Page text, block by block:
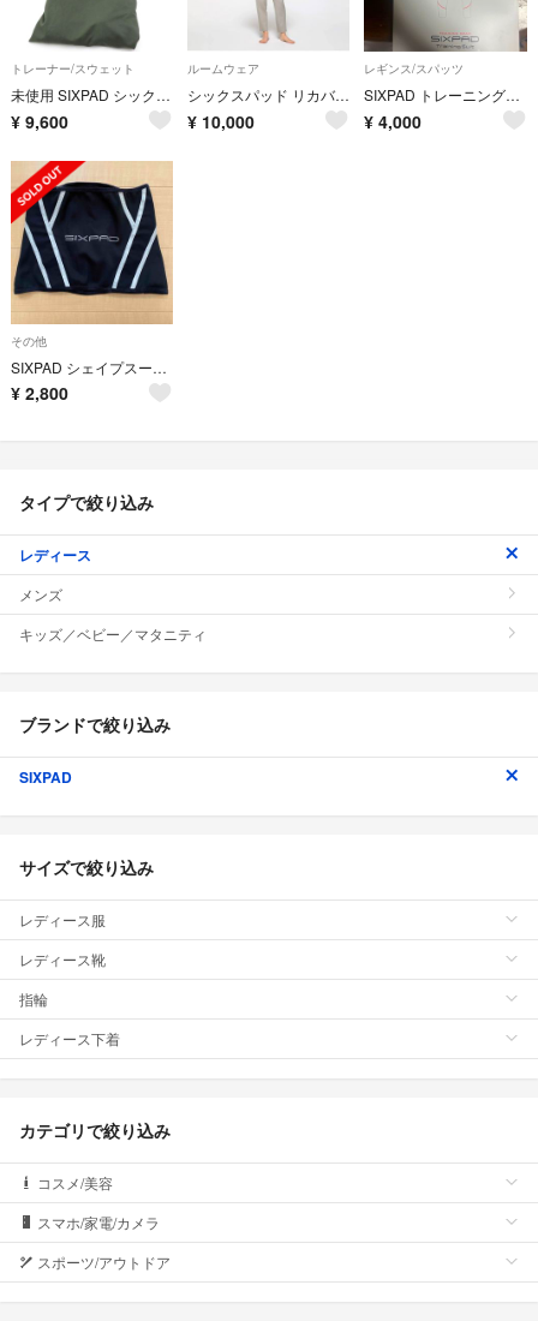
トレーナー/スウェット
未使用 SIXPAD シックスパッド SW-AE-11C-L リカバリーウェア クルーネック 1点 L ポリエステル 他 長袖 スウェット BM11790
¥ 9,600
ルームウェア
シックスパッド リカバリーウェア クルーネック ウォームグレー M
¥ 10,000
レギンス/スパッツ
SIXPAD トレーニングスーツ
¥ 4,000
その他
SIXPAD シェイプスーツEX
¥ 2,800
タイプで絞り込み
レディース
メンズ
キッズ／ベビー／マタニティ
ブランドで絞り込み
SIXPAD
サイズで絞り込み
レディース服
レディース靴
指輪
レディース下着
カテゴリで絞り込み
コスメ/美容
スマホ/家電/カメラ
スポーツ/アウトドア